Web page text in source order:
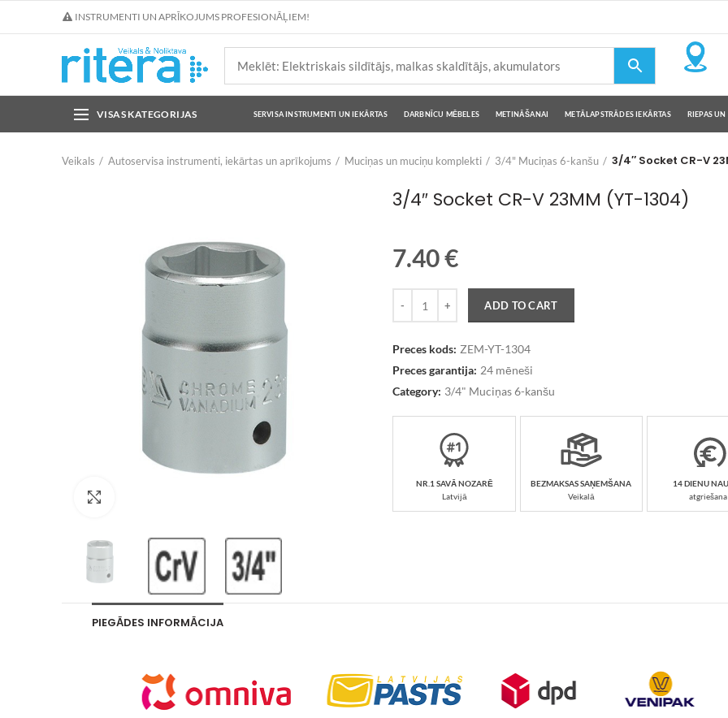
INSTRUMENTI UN APRĪKOJUMS PROFESIONĀĻIEM!
VISAS KATEGORIJAS SERVISA INSTRUMENTI UN IEKĀRTAS DARBNĪCU MĒBELES METINĀŠANAI METĀLAPSTRĀDES IEKĀRTAS RIEPAS
Veikals Autoservisa instrumenti, iekārtas un aprīkojums Muciņas un muciņu komplekti 3/4" Muciņas 6-kanšu 3/4″ Socket CR-V
3/4″ Socket CR-V 23MM (YT-1304)
7.40€
ADD TO CART
Preces kods: ZEM-YT-1304
Preces garantija: 24 mēneši
Category: 3/4" Muciņas 6-kanšu
NR.1 SAVĀ NOZARĒ
Latvijā
BEZMAKSAS SAŅEMŠANA
Veikalā
14 DIENU
atgriešana
PIEGĀDES INFORMĀCIJA